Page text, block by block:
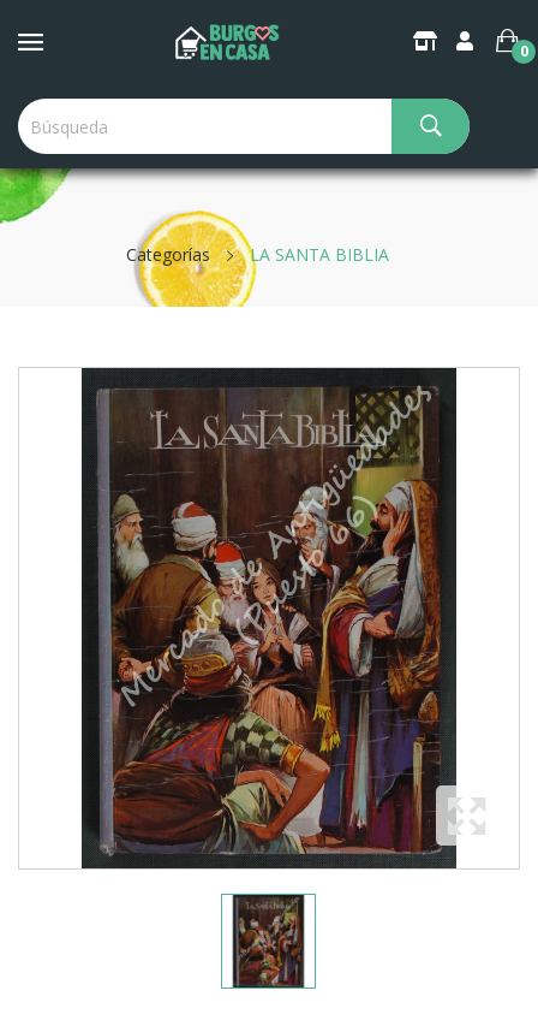
0
Categorías LA SANTA BIBLIA